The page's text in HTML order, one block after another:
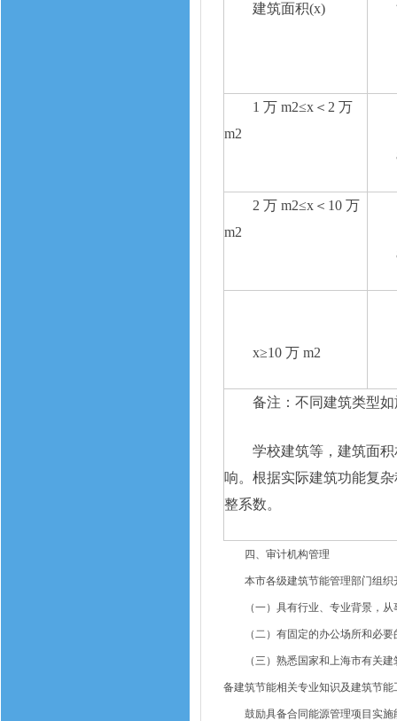
建筑面积(x)
1 万 m2≤x＜2 万
m2
2 万 m2≤x＜10 万
m2
x≥10 万 m2
备注：不同建筑类型
学校建筑等，建筑面
响。根据实际建筑功能复
整系数。
四、审计机构管理
本市各级建筑节能管理部门组织
（一）具有行业、专业背景，从
（二）有固定的办公场所和必要
（三）熟悉国家和上海市有关建
备建筑节能相关专业知识及建筑节
鼓励具备合同能源管理项目实施